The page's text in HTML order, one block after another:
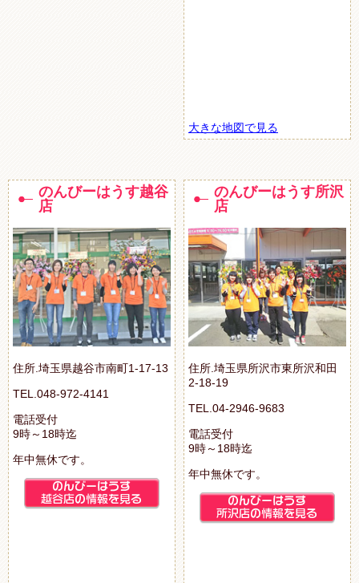
大きな地図で見る
のんびーはうす越谷
店
住所.埼玉県越谷市南町1-17-13
TEL.048-972-4141
電話受付
9時～18時迄
年中無休です。
のんびーはうす所沢
店
住所.埼玉県所沢市東所沢和田
2-18-19
TEL.04-2946-9683
電話受付
9時～18時迄
年中無休です。